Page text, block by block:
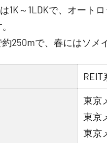
1K～1LDKで、オート
250mで、春にはソメ
東京
東京
東京